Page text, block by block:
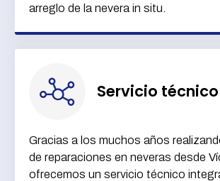
arreglo de la nevera in situ.
Servicio
Gracias a los muchos años
de reparaciones en neveras desde
ofrecemos un servicio técnico